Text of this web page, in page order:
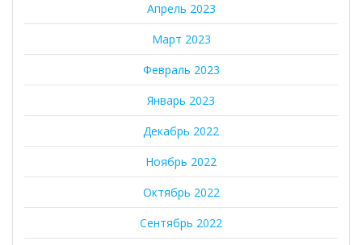
Апрель 2023
Март 2023
Февраль 2023
Январь 2023
Декабрь 2022
Ноябрь 2022
Октябрь 2022
Сентябрь 2022